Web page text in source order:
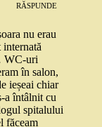
RĂSPUNDE
nu erau
WC-uri
în salon,
ieșeai chiar
a întâlnit cu
spitalului
făceam